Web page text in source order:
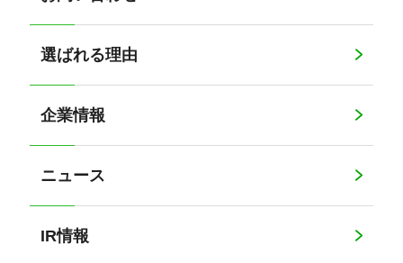
選ばれる理由
企業情報
ニュース
IR情報